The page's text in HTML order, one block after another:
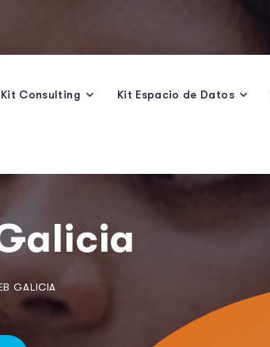
Kit Consulting Kit Espacio de Datos
GALICIA